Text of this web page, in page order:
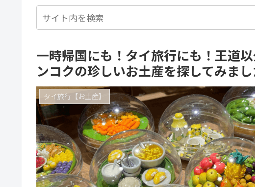
一時帰国にも！タイ旅行にも！王道
ンコクの珍しいお土産を探してみま
タイ旅行【お土産】